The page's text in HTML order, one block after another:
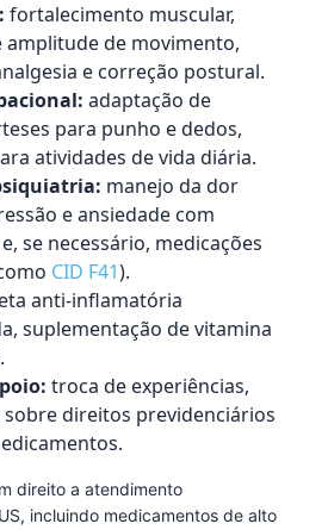
fortalecimento muscular,
amplitude de movimento,
e correção postural.
adaptação de
para punho e dedos,
atividades de vida diária.
manejo da dor
e ansiedade com
se necessário, medicações
CID F41).
anti-inflamatória
suplementação de vitamina
troca de experiências,
direitos previdenciários
direito a atendimento
incluindo medicamentos de alto